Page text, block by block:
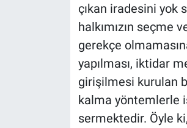
çıkan iradesini yok
halkımızın seçme
gerekçe
yapılması, iktidar
girişilmesi kurulan
kalma yöntemlerle
sermektedir. Öyle
Teknoloji
Türkiye'nin Geleceği
Türkiye'nin Gündemi